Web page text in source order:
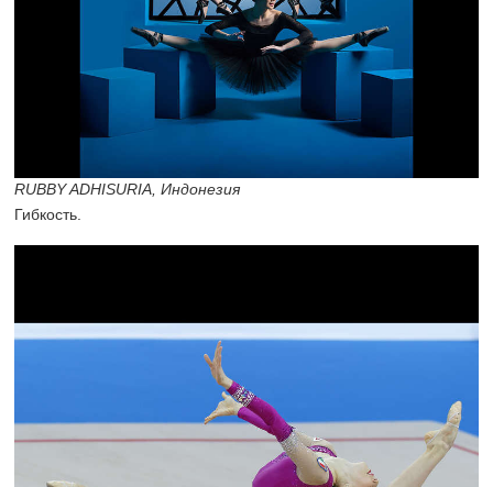
RUBBY ADHISURIA, Индонезия
Гибкость.